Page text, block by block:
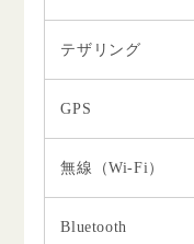
テザリング
GPS
無線（Wi-Fi）
Bluetooth